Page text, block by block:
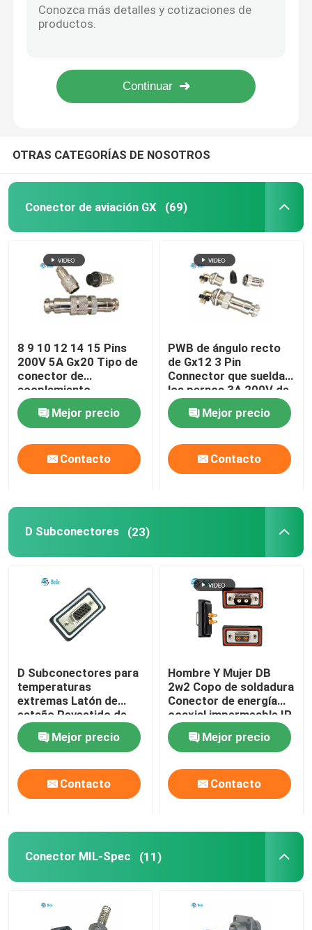
Conector MIL-Spec
zócalo industrial del enchufe
Conectores de cables impermeables
caja de conexiones impermeable
Bloqueo de terminales rápidos
Acoplador de HDMI
OTRAS CATEGORÍAS DE NOSOTROS
Conector de aviación GX (69)
8 9 10 12 14 15 Pins
200V 5A Gx20 Tipo de
conector de
acoplamiento
Mejor precio
Contacto
PWB de ángulo recto
de Gx12 3 Pin
Connector que suelda
los pernos 3A 200V de
90 grados
Mejor precio
Contacto
D Subconectores (23)
D Subconectores para
temperaturas
extremas Latón de
estaño Revestido de
oro Pinos Revestidos
de oro IP68
Impermeable -55°C a
125°C
Mejor precio
Contacto
Hombre Y Mujer DB
2w2 Copo de soldadura
Conector de energía
coaxial impermeable IP
68
Mejor precio
Contacto
Conector MIL-Spec (11)